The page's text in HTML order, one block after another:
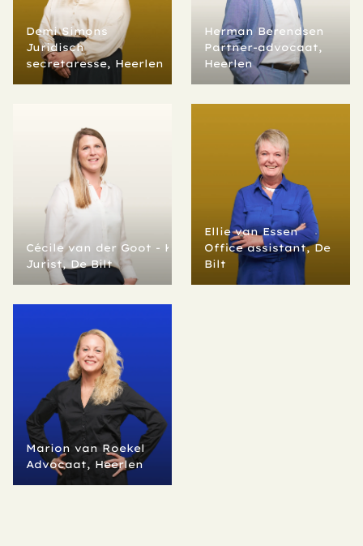
Demi Simons
Juridisch
secretaresse, Heerlen
Herman Berendsen
Partner-advocaat,
Heerlen
Cécile van der Goot - Koenig
Jurist, De Bilt
Ellie van Essen
Office assistant, De
Bilt
Marion van Roekel
Advocaat, Heerlen